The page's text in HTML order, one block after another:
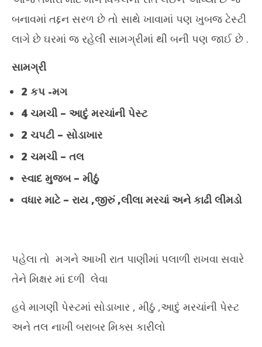
NOW VIEWING
કિચન ટિપ્સ – હવે પલાળેલા મગમાંથી બનાવો આ સિમ્પલ અને તરત
બની જતો નાસ્તો મગ ઢોકળા
November
21, 2023
બનાવમાં તદ્દન સરળ છે તો સાથે ખાવામાં પણ ખુબજ ટેસ્ટી
લાગે છે ઘરમાં જ રહેલી સામગ્રીમાં થી બની પણ જાઈ છે .
સામગ્રી
2 કપ -મગ
4 ચમચી – આદું મરચાંની પેસ્ટ
2 ચપટી – સોડાખાર
2 ચમચી – તલ
સ્વાદ મુજબ – મીઠું
વધાર માટે – રાય ,જીરું ,લીલા મરચાં અને કાઢી લીમડો
પહેલા તો મગને આખી રાત પાણીમાં પલાળી રાખવા સવારે
તેને મિક્ષર માં દળી લેવા
હવે માગણી પેસ્ટમાં સોડાખાર , મીઠું ,આદું મરચાંની પેસ્ટ
અને તલ નાખી બરાબર મિક્સ કારીલો